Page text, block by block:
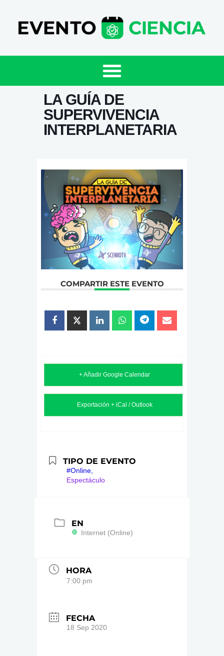
LA GUÍA DE
SUPERVIVENCIA
INTERPLANETARIA
COMPARTIR ESTE EVENTO
+ Añadir Google Calendar
Exportación + iCal / Outlook
TIPO DE EVENTO
#Online,
Espectáculo
EN
Internet (Online)
HORA
7:00 pm
FECHA
18 Sep 2020